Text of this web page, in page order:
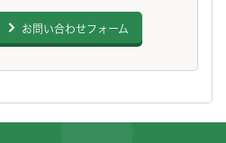
お問い合わせフォーム